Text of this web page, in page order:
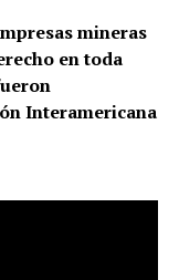
mineras
en toda
Interamericana